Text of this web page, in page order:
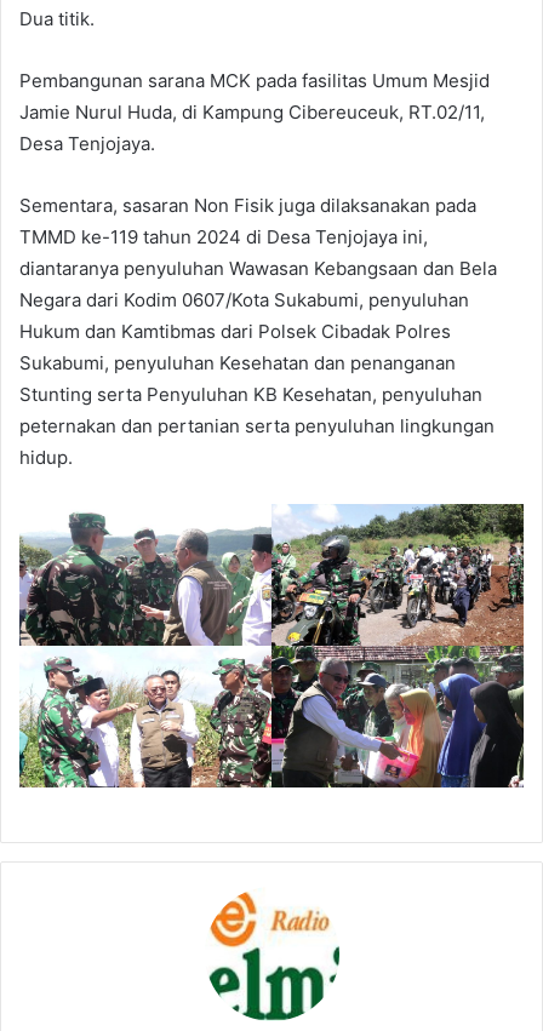
Dua titik.
Pembangunan sarana MCK pada fasilitas Umum Mesjid
Jamie Nurul Huda, di Kampung Cibereuceuk, RT.02/11,
Desa Tenjojaya.
Sementara, sasaran Non Fisik juga dilaksanakan pada
TMMD ke-119 tahun 2024 di Desa Tenjojaya ini,
diantaranya penyuluhan Wawasan Kebangsaan dan Bela
Negara dari Kodim 0607/Kota Sukabumi, penyuluhan
Hukum dan Kamtibmas dari Polsek Cibadak Polres
Sukabumi, penyuluhan Kesehatan dan penanganan
Stunting serta Penyuluhan KB Kesehatan, penyuluhan
peternakan dan pertanian serta penyuluhan lingkungan
hidup.